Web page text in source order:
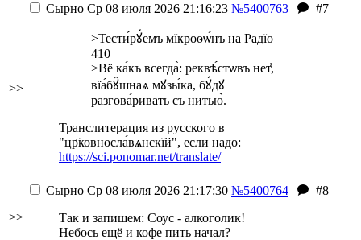
>>
Сырно Ср 08 июля 2026 21:16:23 №5400763 #7
>Тести́рꙋ́емъ мїкроѳѡ́нъ на Радїо
410
>Вё ка́къ всегда̀: реквѣ́стѡвъ нет̾,
вїа́бꙋ̑шнаѧ мꙋзы́ка, бꙋ́дꙋ
разгова́ривать съ нитью̀.
Транслитерация из русского в
"цр҃ковносла́вѧнскїй", если надо:
https://sci.ponomar.net/translate/
>>
Сырно Ср 08 июля 2026 21:17:30 №5400764
#8
Так и запишем: Соус - алкоголик!
Небось ещё и кофе пить начал?